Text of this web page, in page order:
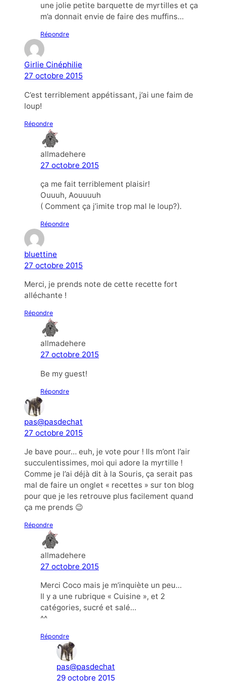
une jolie petite barquette de myrtilles et ça
m’a donnait envie de faire des muffins…
Répondre
Girlie Cinéphilie
27 octobre 2015
C’est terriblement appétissant, j’ai une faim de
loup!
Répondre
allmadehere
27 octobre 2015
ça me fait terriblement plaisir!
Ouuuh, Aouuuuh
( Comment ça j’imite trop mal le loup?).
Répondre
bluettine
27 octobre 2015
Merci, je prends note de cette recette fort
alléchante !
Répondre
allmadehere
27 octobre 2015
Be my guest!
Répondre
pas@pasdechat
27 octobre 2015
Je bave pour… euh, je vote pour ! Ils m’ont l’air
succulentissimes, moi qui adore la myrtille !
Comme je l’ai déjà dit à la Souris, ça serait pas
mal de faire un onglet « recettes » sur ton blog
pour que je les retrouve plus facilement quand
ça me prends 😉
Répondre
allmadehere
27 octobre 2015
Merci Coco mais je m’inquiète un peu…
Il y a une rubrique « Cuisine », et 2
catégories, sucré et salé…
^^
Répondre
pas@pasdechat
29 octobre 2015